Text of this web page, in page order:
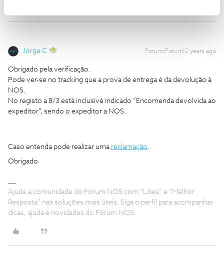
Jorge C Forum|Forum|2 years ago
Obrigado pela verificação.
Pode ver-se no tracking que a prova de entrega é da devolução à
NOS.
No registo a 8/3 está inclusivé indicado “Encomenda devolvida ao
expeditor”, sendo o expeditor a NOS.
Caso entenda pode realizar uma reclamação.
Obrigado
Ajude a comunidade do Fórum NOS com “Likes” e “Melhor
Resposta” nas soluções mais úteis. Siga o perfil para acompanhar
dicas, ajuda e novidades do Fórum NOS.